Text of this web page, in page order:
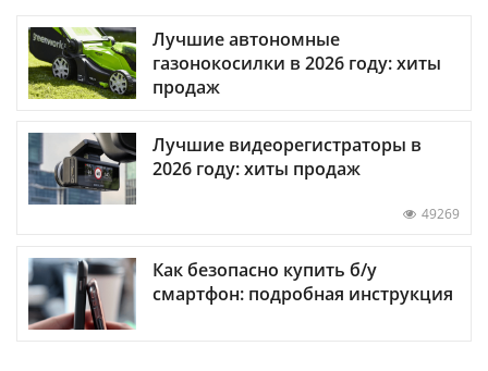
Лучшие автономные
газонокосилки в 2026 году: хиты
продаж
Лучшие видеорегистраторы в
2026 году: хиты продаж
49269
Как безопасно купить б/у
смартфон: подробная инструкция